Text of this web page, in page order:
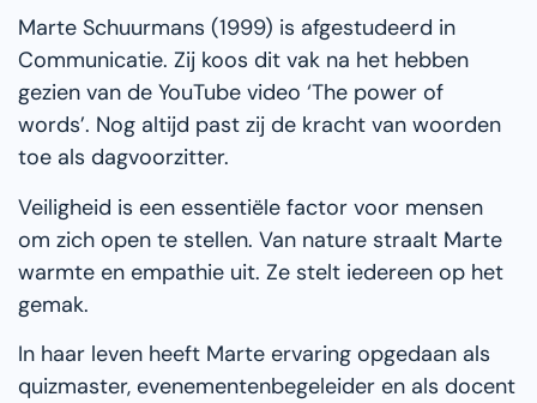
Marte Schuurmans (1999) is afgestudeerd in
Communicatie. Zij koos dit vak na het hebben
gezien van de YouTube video ‘The power of
words’. Nog altijd past zij de kracht van woorden
toe als dagvoorzitter.
Veiligheid is een essentiële factor voor mensen
om zich open te stellen. Van nature straalt Marte
warmte en empathie uit. Ze stelt iedereen op het
gemak.
In haar leven heeft Marte ervaring opgedaan als
quizmaster, evenementenbegeleider en als docent